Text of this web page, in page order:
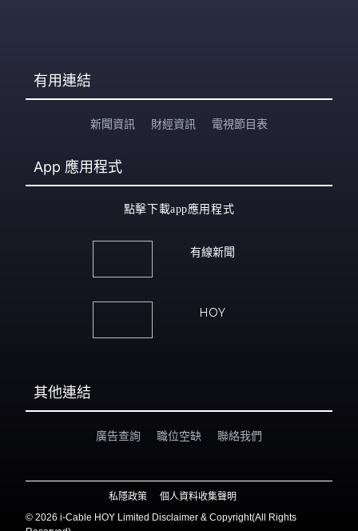
有用連結
新聞資訊 財經資訊 電視節目表
App 應用程式
點擊下載app應用程式
有線新聞
HOY
其他連結
廣告查詢 職位空缺 聯絡我們
私隱政策
個人資料收集聲明
© 2026 i-Cable HOY Limited Disclaimer & Copyright(All Rights